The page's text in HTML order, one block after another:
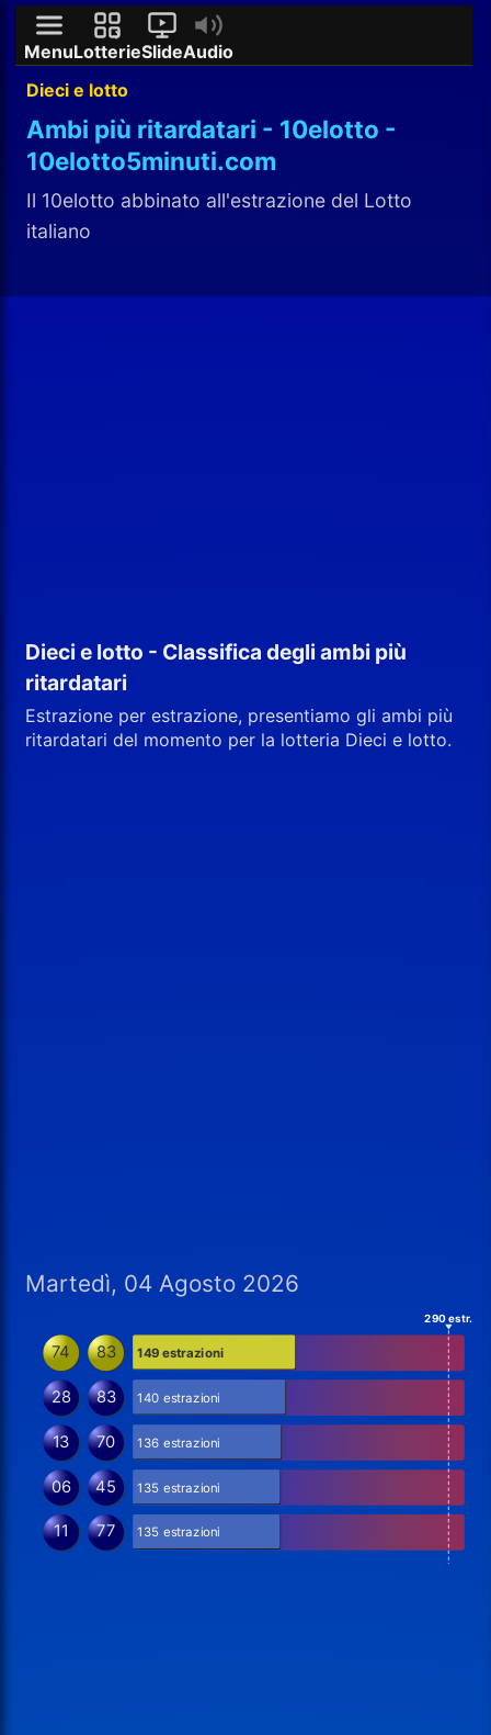
MenuLotterieSlideAudio
Dieci e lotto
Ambi più ritardatari - 10elotto -
10elotto5minuti.com
Il 10elotto abbinato all'estrazione del Lotto
italiano
Dieci e lotto - Classifica degli ambi più
ritardatari
Estrazione per estrazione, presentiamo gli ambi più
ritardatari del momento per la lotteria Dieci e lotto.
Martedì, 04 Agosto 2026
74 83 149 estrazioni
28 83 140 estrazioni
13 70 136 estrazioni
06 45 135 estrazioni
11 77 135 estrazioni
290 estr.